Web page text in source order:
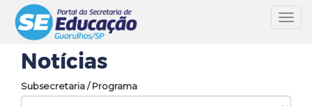
Notícias
Subsecretaria / Programa